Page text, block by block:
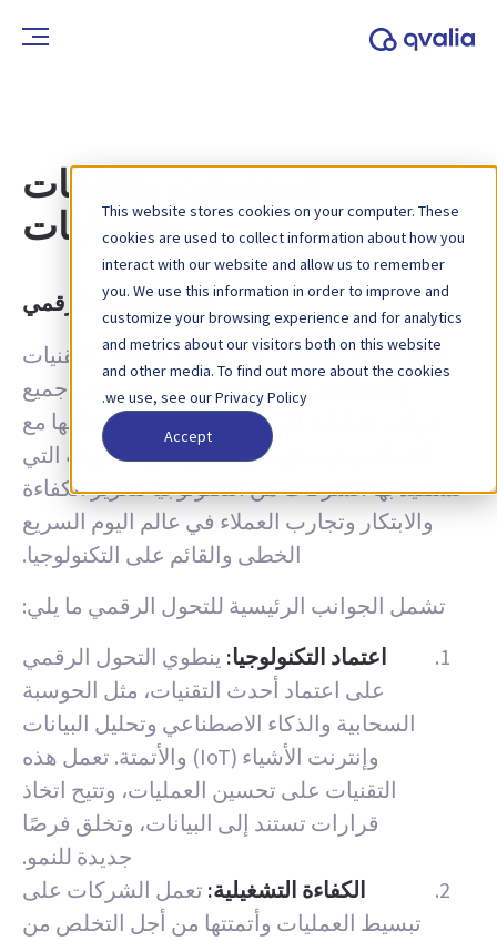
This website stores cookies on your computer. These
cookies are used to collect information about how you
interact with our website and allow us to remember
you. We use this information in order to improve and
customize your browsing experience and for analytics
and metrics about our visitors both on this website
and other media. To find out more about the cookies
we use, see our Privacy Policy.
Accept
المعاملات والتقنيات
والاتجاهات
التحول الرقمي
يشير التحول الرقمي إلى الدمج الشامل للتقنيات
والعمليات والاستراتيجيات الرقمية في جميع
جوانب عمليات المؤسسة وثقافتها وتفاعلاتها مع
العملاء. وهو يمثل تحولاً جذرياً في الطريقة التي
تستفيد بها الشركات من التكنولوجيا لتعزيز الكفاءة
والابتكار وتجارب العملاء في عالم اليوم السريع
الخطى والقائم على التكنولوجيا.
تشمل الجوانب الرئيسية للتحول الرقمي ما يلي:
اعتماد التكنولوجيا: ينطوي التحول الرقمي
على اعتماد أحدث التقنيات، مثل الحوسبة
السحابية والذكاء الاصطناعي وتحليل البيانات
وإنترنت الأشياء (IoT) والأتمتة. تعمل هذه
التقنيات على تحسين العمليات، وتتيح اتخاذ
قرارات تستند إلى البيانات، وتخلق فرصًا
جديدة للنمو.
الكفاءة التشغيلية: تعمل الشركات على
تبسيط العمليات وأتمتتها من أجل التخلص من